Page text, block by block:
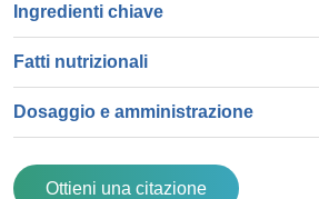
Ingredienti chiave
Fatti nutrizionali
Dosaggio e amministrazione
Ottieni una citazione